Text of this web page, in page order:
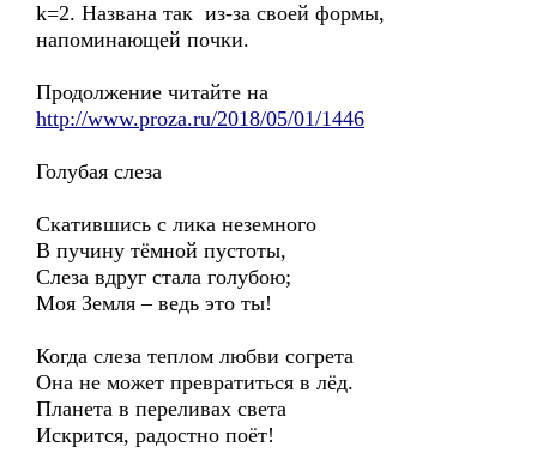
k=2. Названа так из-за своей формы,
напоминающей почки.
Продолжение читайте на
http://www.proza.ru/2018/05/01/1446
Голубая слеза
Скатившись с лика неземного
В пучину тёмной пустоты,
Слеза вдруг стала голубою;
Моя Земля – ведь это ты!
Когда слеза теплом любви согрета
Она не может превратиться в лёд.
Планета в переливах света
Искрится, радостно поёт!